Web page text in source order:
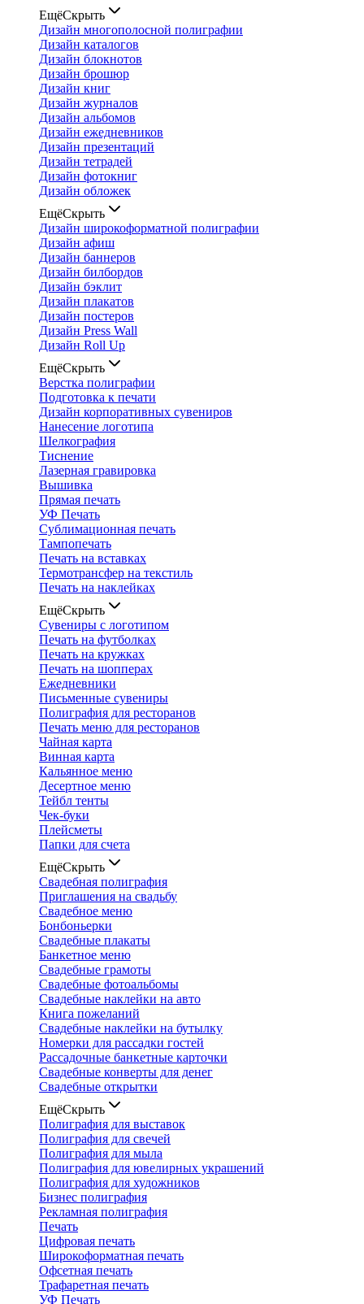
ЕщёСкрыть
Дизайн многополосной полиграфии
Дизайн каталогов
Дизайн блокнотов
Дизайн брошюр
Дизайн книг
Дизайн журналов
Дизайн альбомов
Дизайн ежедневников
Дизайн презентаций
Дизайн тетрадей
Дизайн фотокниг
Дизайн обложек
ЕщёСкрыть
Дизайн широкоформатной полиграфии
Дизайн афиш
Дизайн баннеров
Дизайн билбордов
Дизайн бэклит
Дизайн плакатов
Дизайн постеров
Дизайн Press Wall
Дизайн Roll Up
ЕщёСкрыть
Верстка полиграфии
Подготовка к печати
Дизайн корпоративных сувениров
Нанесение логотипа
Шелкография
Тиснение
Лазерная гравировка
Вышивка
Прямая печать
УФ Печать
Сублимационная печать
Тампопечать
Печать на вставках
Термотрансфер на текстиль
Печать на наклейках
ЕщёСкрыть
Сувениры с логотипом
Печать на футболках
Печать на кружках
Печать на шопперах
Ежедневники
Письменные сувениры
Полиграфия для ресторанов
Печать меню для ресторанов
Чайная карта
Винная карта
Кальянное меню
Десертное меню
Тейбл тенты
Чек-буки
Плейсметы
Папки для счета
ЕщёСкрыть
Свадебная полиграфия
Приглашения на свадьбу
Свадебное меню
Бонбоньерки
Свадебные плакаты
Банкетное меню
Свадебные грамоты
Свадебные фотоальбомы
Свадебные наклейки на авто
Книга пожеланий
Свадебные наклейки на бутылку
Номерки для рассадки гостей
Рассадочные банкетные карточки
Свадебные конверты для денег
Свадебные открытки
ЕщёСкрыть
Полиграфия для выставок
Полиграфия для свечей
Полиграфия для мыла
Полиграфия для ювелирных украшений
Полиграфия для художников
Бизнес полиграфия
Рекламная полиграфия
Печать
Цифровая печать
Широкоформатная печать
Офсетная печать
Трафаретная печать
УФ Печать